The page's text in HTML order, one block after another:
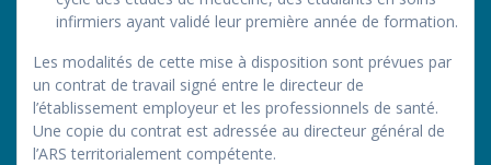
infirmiers ayant validé leur première année de formation.
Les modalités de cette mise à disposition sont prévues par
un contrat de travail signé entre le directeur de
l’établissement employeur et les professionnels de santé.
Une copie du contrat est adressée au directeur général de
l’ARS territorialement compétente.